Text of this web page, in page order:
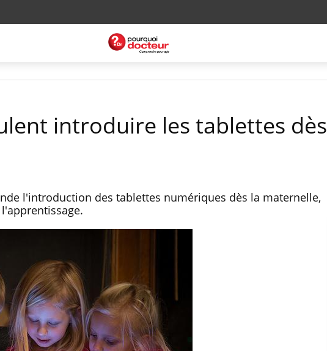
introduire les tablettes dès
l'introduction des tablettes numériques dès la maternelle,
Cytomégalovirus : ce qui
change dans la prise en